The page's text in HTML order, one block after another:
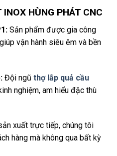
HÙNG PHÁT CNC
Sản phẩm được gia công
vận hành siêu êm và bền
Đội ngũ thợ lắp quả cầu
nghiệm, am hiểu đặc thù
xuất trực tiếp, chúng tôi
hàng mà không qua bất kỳ